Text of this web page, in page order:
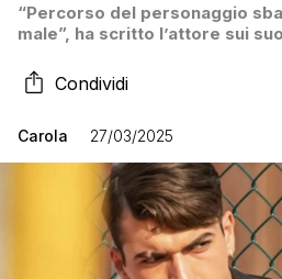
“Percorso del personaggio
male”, ha scritto l’attore sui
Condividi
Carola 27/03/2025